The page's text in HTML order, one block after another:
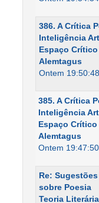
386. A Crítica
Inteligência
Espaço Crítico
Alemtagus
Ontem 19:50:48
385. A Crítica
Inteligência
Espaço Crítico
Alemtagus
Ontem 19:47:50
Re:
sobre Poesia
Teoria Literária